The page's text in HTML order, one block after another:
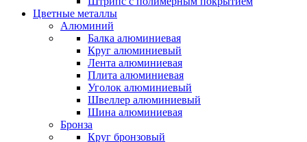
Цветные металлы
Алюминий
Балка алюминиевая
Круг алюминиевый
Лента алюминиевая
Плита алюминиевая
Уголок алюминиевый
Швеллер алюминиевый
Шина алюминиевая
Бронза
Круг бронзовый